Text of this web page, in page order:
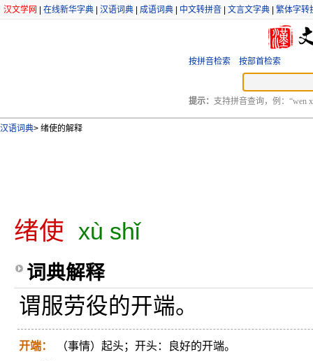
汉文学网 在线新华字典 汉语词典 成语词典 中文转拼音 文言文字典 繁体字转
按拼音检索 按部首检索
提示： 支持拼音查询，例：“wen
汉语词典> 绪使的解释
绪使 xù shǐ
词典解释
谓服劳役的开端。
开端： （事情）起头；开头：良好的开端。